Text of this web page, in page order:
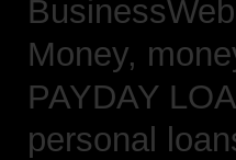
Money,
PAYDAY
personal